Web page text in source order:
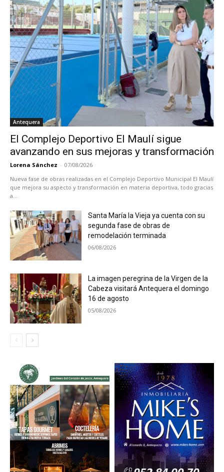
Antequera
El Complejo Deportivo El Maulí sigue
avanzando en sus mejoras y transformación
Lorena Sánchez - 07/08/2026
Nueva fase de obras realizadas en el Complejo Deportivo Municipal El Maulí
que mejora su aspecto y transformación en materia deportiva, todo gracias
a...
Santa María la Vieja ya cuenta con su
segunda fase de obras de
remodelación terminada
06/08/2026
La imagen peregrina de la Virgen de la
Cabeza visitará Antequera el domingo
16 de agosto
05/08/2026